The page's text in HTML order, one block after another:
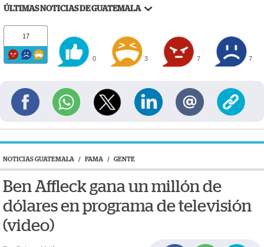
ÚLTIMAS NOTICIAS DE GUATEMALA
17
0 3 7 7
NOTICIAS GUATEMALA / FAMA / GENTE
Ben Affleck gana un millón de
dólares en programa de televisión
(video)